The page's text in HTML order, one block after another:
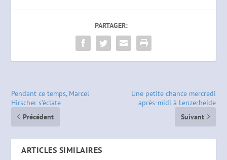
PARTAGER:
Pendant ce temps, Marcel
Hirscher s’éclate
Précédent
Une petite chance mercredi
après-midi à Lenzerheide
Suivant
ARTICLES SIMILAIRES